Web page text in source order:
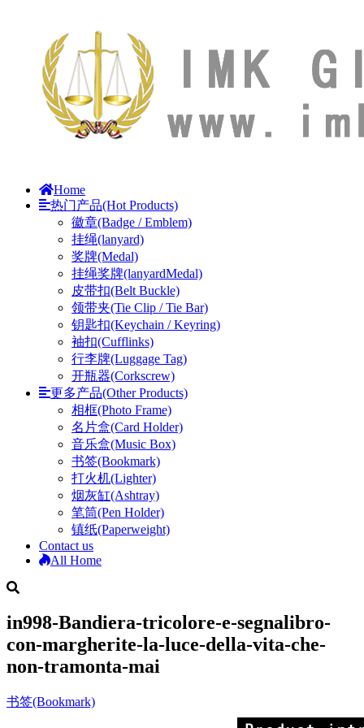
Home
热门产品(Hot Products)
徽章(Badge / Emblem)
挂绳(lanyard)
奖牌(Medal)
挂绳奖牌(lanyardMedal)
皮带扣(Belt Buckle)
领带夹(Tie Clip / Tie Bar)
钥匙扣(Keychain / Keyring)
袖扣(Cufflinks)
行李牌(Luggage Tag)
开瓶器(Corkscrew)
更多产品(Other Products)
相框(Photo Frame)
名片盒(Card Holder)
音乐盒(Music Box)
书签(Bookmark)
打火机(Lighter)
烟灰缸(Ashtray)
笔筒(Pen Holder)
镇纸(Paperweight)
Contact us
All Home
in998-Bandiera-tricolore-e-segnalibro-
con-margherite-la-luce-della-vita-che-
non-tramonta-mai
书签(Bookmark)